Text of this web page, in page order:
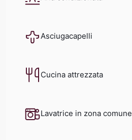
Asciugacapelli
Cucina attrezzata
Lavatrice in zona comune